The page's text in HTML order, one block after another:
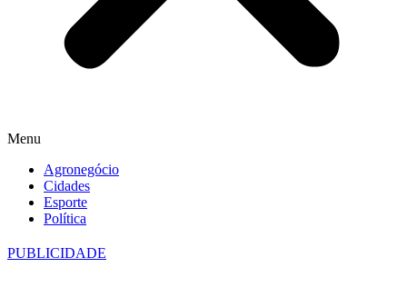
Menu
Agronegócio
Cidades
Esporte
Política
PUBLICIDADE